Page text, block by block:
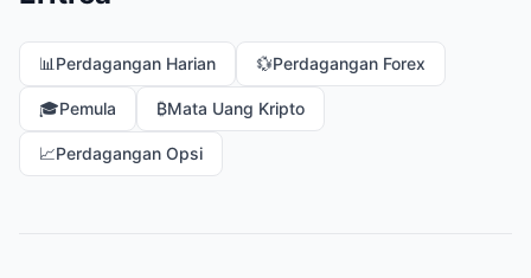
📊 Perdagangan Harian 💱Perdagangan Forex
🎓Pemula ₿Mata Uang Kripto
📈Perdagangan Opsi